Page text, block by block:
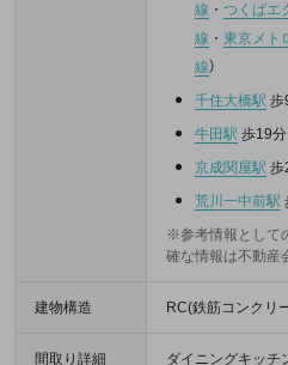
線 ・ つくばエ
線 ・ 東京メト
線）
千住大橋駅 歩
牛田駅 歩19分
京成関屋駅 歩
荒川一中前駅
※参考情報として
確な情報は不動産
建物構造 RC(鉄筋コンクリ
間取り詳細
ダイニングキッチ